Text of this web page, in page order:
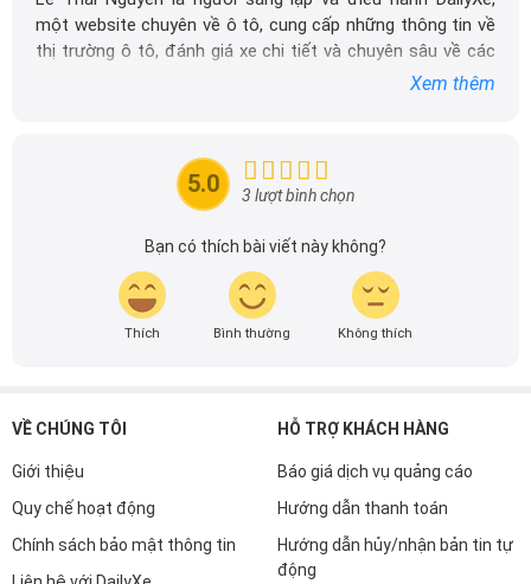
Marketing
Lê Thái Nguyên là người sáng lập và điều hành DailyXe,
một website chuyên về ô tô, cung cấp những thông tin về
Với niềm đam mê mãnh liệt với xe hơi, Tôi đã xây dựng
DailyXe trở thành một trong những địa chỉ tin cậy hàng
theo dõi tôi để cập nhật thông tin về thị trường ô tô
nhanh nhất.
5.0 3 lượt bình chọn
Bạn có thích bài viết này không?
Báo giá dịch vụ quảng cáo
Hướng dẫn thanh toán